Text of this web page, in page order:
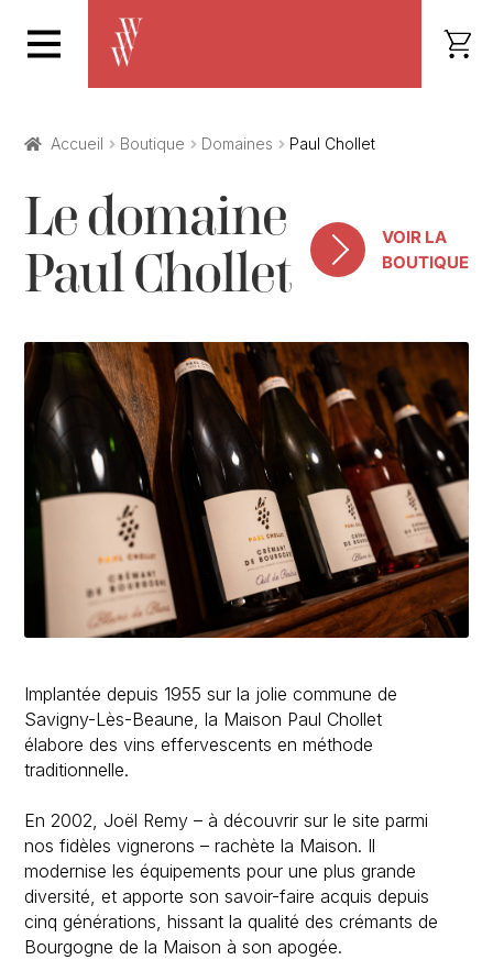
Accueil Boutique Domaines Paul Chollet
Le domaine
Paul Chollet
VOIR LA
BOUTIQUE
Implantée depuis 1955 sur la jolie commune de
Savigny-Lès-Beaune, la Maison Paul Chollet
élabore des vins effervescents en méthode
traditionnelle.
En 2002, Joël Remy – à découvrir sur le site parmi
nos fidèles vignerons – rachète la Maison. Il
modernise les équipements pour une plus grande
diversité, et apporte son savoir-faire acquis depuis
cinq générations, hissant la qualité des crémants de
Bourgogne de la Maison à son apogée.